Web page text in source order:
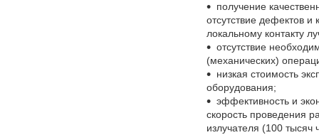
получение
отсутствие дефектов
локальному контакту
отсутствие
(механических)
низкая стоимость
оборудования;
эффективность и
скорость проведения
излучателя (100 тысяч